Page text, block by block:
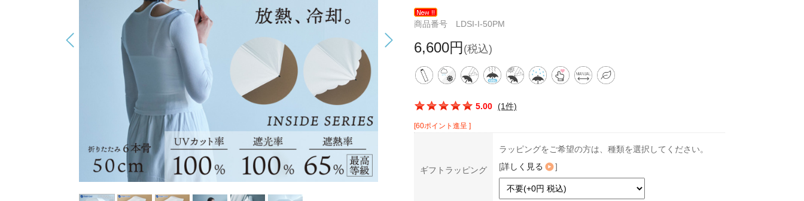
商品番号 LDSI-I-50PM
6,600円 (税込)
この商品の平均評価： 5.00 (1件)
[60ポイント進呈 ]
ギフトラッピング
ラッピングをご希望の方は、種類を選択してください。
[詳しく見る ]